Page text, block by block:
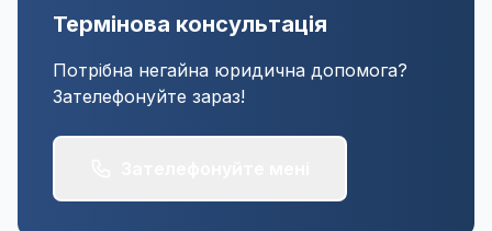
Термінова консультація
Потрібна негайна юридична допомога?
Зателефонуйте зараз!